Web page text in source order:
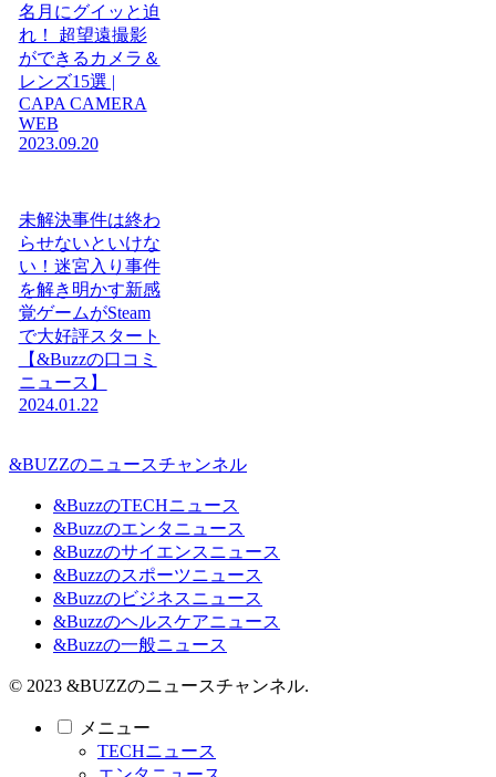
名月にグイッと迫
れ！ 超望遠撮影
ができるカメラ＆
レンズ15選 |
CAPA CAMERA
WEB
2023.09.20
未解決事件は終わ
らせないといけな
い！迷宮入り事件
を解き明かす新感
覚ゲームがSteam
で大好評スタート
【&Buzzの口コミ
ニュース】
2024.01.22
&BUZZのニュースチャンネル
&BuzzのTECHニュース
&Buzzのエンタニュース
&Buzzのサイエンスニュース
&Buzzのスポーツニュース
&Buzzのビジネスニュース
&Buzzのヘルスケアニュース
&Buzzの一般ニュース
© 2023 &BUZZのニュースチャンネル.
メニュー
TECHニュース